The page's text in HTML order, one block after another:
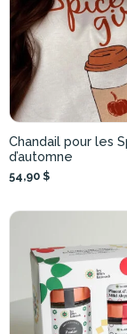
Chandail pour les
d’automne
54,90 $